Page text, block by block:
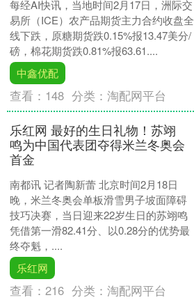
每经AI快讯，当地时间2月17日，洲际交
易所（ICE）农产品期货主力合约收盘全
线下跌，原糖期货跌0.15%报13.47美分/
磅，棉花期货跌0.81%报63.61....
中鑫优配
查看： 148 分类：淘配网平台
乐红网 最好的生日礼物！苏翊
鸣为中国代表团夺得米兰冬奥会
首金
南都讯 记者陶新蕾 北京时间2月18日
晚，米兰冬奥会单板滑雪男子坡面障碍
技巧决赛，当日迎来22岁生日的苏翊鸣
凭借第一滑82.41分、以0.28分的优势最
终夺魁，....
乐红网
查看：216 分类：淘配网平台